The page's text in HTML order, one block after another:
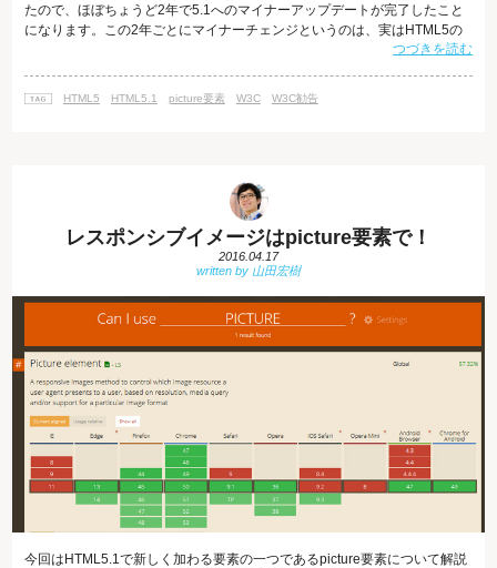
たので、ほぼちょうど2年で5.1へのマイナーアップデートが完了したこと
になります。この2年ごとにマイナーチェンジというのは、実はHTML5の
勧告前からW3C内で予定として組まれていて、次のHTML5.2に関しても予
W3Cの仕様書が勧告されるまでには、「草案(Working Draft)」→「最終草
つづきを読む
HTML5 HTML5.1 picture要素 W3C W3C勧告
レスポンシブイメージはpicture要素で！
2016.04.17
今回はHTML5.1で新しく加わる要素の一つであるpicture要素について解説